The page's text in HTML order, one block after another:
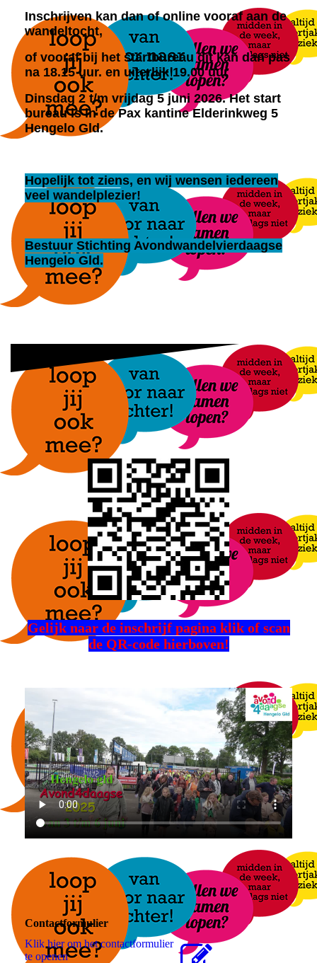
Inschrijven kan dan of online vooraf aan de
wandeltocht,
of vooraf bij het startbureau dit kan dan pas
na 18.15 uur. en uiterlijk 19.00 uur
Dinsdag 2 t/m vrijdag 5 juni 2026.Het start
bureau is in de Pax kantine Elderinkweg 5
Hengelo Gld.
Hopelijk tot ziens, en wij wensen iedereen
veel wandelplezier!
Bestuur Stichting Avondwandelvierdaagse
Hengelo Gld.
Gelijk naar de inschrijf pagina klik of scan
de QR-code hierboven!
Contactformulier
Klik hier om het contactformulier
te openen